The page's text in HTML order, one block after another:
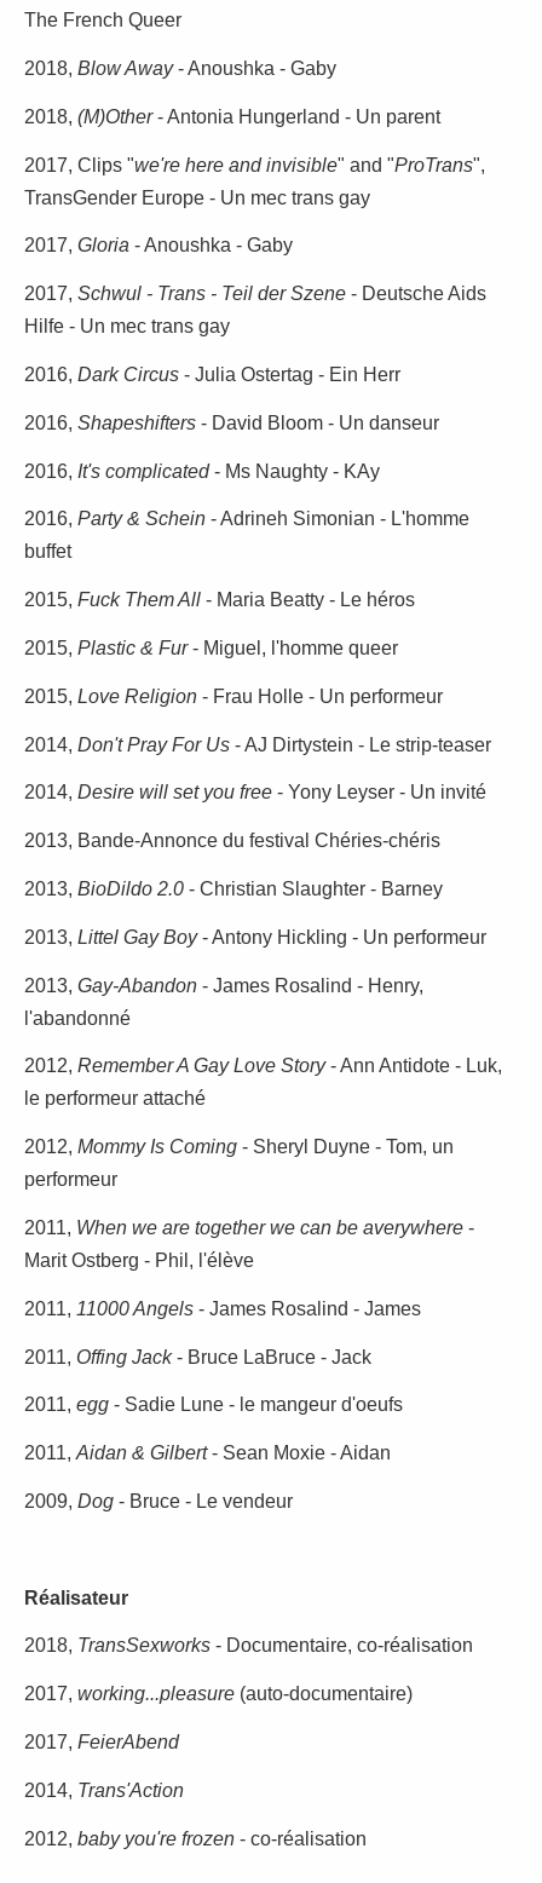
The French Queer
2018, Blow Away- Anoushka - Gaby
2018, (M)Other- Antonia Hungerland - Un parent
2017, Clips "we're here and invisible" and "ProTrans",
TransGender Europe - Un mec trans gay
2017, Gloria - Anoushka - Gaby
2017, Schwul - Trans - Teil der Szene - Deutsche Aids
Hilfe - Un mec trans gay
2016, Dark Circus - Julia Ostertag - Ein Herr
2016, Shapeshifters - David Bloom - Un danseur
2016, It's complicated- Ms Naughty - KAy
2016, Party & Schein - Adrineh Simonian - L'homme
buffet
2015, Fuck Them All - Maria Beatty - Le héros
2015, Plastic & Fur- Miguel, l'homme queer
2015, Love Religion - Frau Holle - Un performeur
2014, Don't Pray For Us - AJ Dirtystein - Le strip-teaser
2014, Desire will set you free - Yony Leyser - Un invité
2013, Bande-Annonce du festival Chéries-chéris
2013, BioDildo 2.0 - Christian Slaughter - Barney
2013, Littel Gay Boy- Antony Hickling - Un performeur
2013, Gay-Abandon - James Rosalind - Henry,
l'abandonné
2012, Remember A Gay Love Story- Ann Antidote - Luk,
le performeur attaché
2012, Mommy Is Coming - Sheryl Duyne - Tom, un
performeur
2011, When we are together we can be averywhere -
Marit Ostberg - Phil, l'élève
2011, 11000 Angels - James Rosalind - James
2011, Offing Jack- Bruce LaBruce - Jack
2011, egg - Sadie Lune - le mangeur d'oeufs
2011, Aidan & Gilbert- Sean Moxie - Aidan
2009, Dog - Bruce - Le vendeur
Réalisateur
2018, TransSexworks - Documentaire, co-réalisation
2017, working...pleasure (auto-documentaire)
2017, FeierAbend
2014, Trans'Action
2012, baby you're frozen - co-réalisation